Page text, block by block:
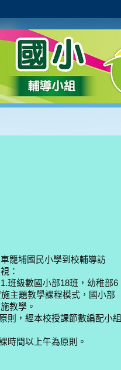
車籠埔國民小學到校輔導訪
視：
1.班級數國小部18班，幼稚部6
主題教學課程模式，國小部
教學。
則，經本校授課節數編配小組
時間以上午為原則。